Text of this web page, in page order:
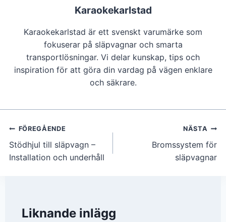
Karaokekarlstad
Karaokekarlstad är ett svenskt varumärke som
fokuserar på släpvagnar och smarta
transportlösningar. Vi delar kunskap, tips och
inspiration för att göra din vardag på vägen enklare
och säkrare.
Inläggsnavigering
FÖREGÅENDE
Stödhjul till släpvagn –
Installation och underhåll
NÄSTA
Bromssystem för
släpvagnar
Liknande inlägg